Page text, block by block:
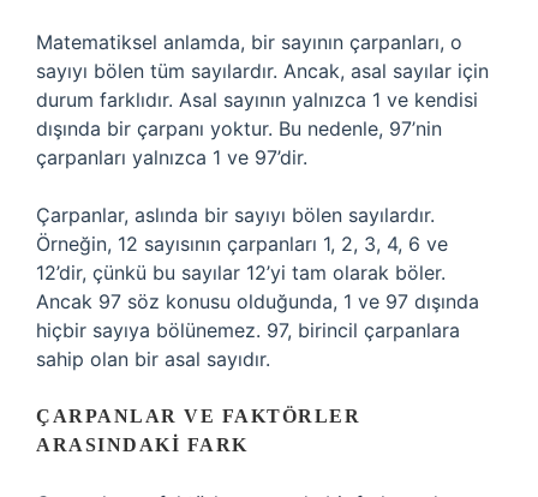
Matematiksel anlamda, bir sayının çarpanları, o
sayıyı bölen tüm sayılardır. Ancak, asal sayılar için
durum farklıdır. Asal sayının yalnızca 1 ve kendisi
dışında bir çarpanı yoktur. Bu nedenle, 97’nin
çarpanları yalnızca 1 ve 97’dir.
Çarpanlar, aslında bir sayıyı bölen sayılardır.
Örneğin, 12 sayısının çarpanları 1, 2, 3, 4, 6 ve
12’dir, çünkü bu sayılar 12’yi tam olarak böler.
Ancak 97 söz konusu olduğunda, 1 ve 97 dışında
hiçbir sayıya bölünemez. 97, birincil çarpanlara
sahip olan bir asal sayıdır.
ÇARPANLAR VE FAKTÖRLER
ARASINDAKI FARK